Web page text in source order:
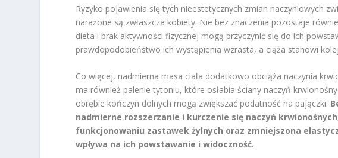
Ryzyko pojawienia się tych nieestetycznych zmian naczyniowych
narażone są zwłaszcza kobiety. Nie bez znaczenia pozostaje
dieta i brak aktywności fizycznej mogą przyczynić się do ich
prawdopodobieństwo ich wystąpienia wzrasta, a ciąża stanowi
Co więcej, nadmierna masa ciała dodatkowo obciąża naczynia
ma również palenie tytoniu, które osłabia ściany naczyń
obrębie kończyn dolnych mogą zwiększać podatność na pajączki.
nadmierne rozszerzanie i kurczenie się naczyń
funkcjonowaniu zastawek żylnych oraz zmniejszona
wpływa na ich powstawanie i widoczność.